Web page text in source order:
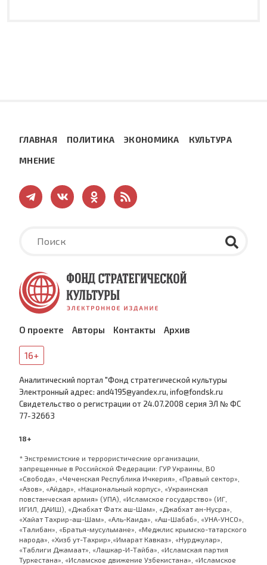
ГЛАВНАЯ ПОЛИТИКА ЭКОНОМИКА КУЛЬТУРА
МНЕНИЕ
О проекте Авторы Контакты Архив
16+
Аналитический портал "Фонд стратегической культуры
Электронный адрес: and4195@yandex.ru, info@fondsk.ru
Cвидетельство о регистрации от 24.07.2008 серия ЭЛ № ФС
77-32663
18+
* Экстремистские и террористические организации,
запрещенные в Российской Федерации: ГУР Украины, ВО
«Свобода», «Чеченская Республика Ичкерия», «Правый сектор»,
«Азов», «Айдар», «Национальный корпус», «Украинская
повстанческая армия» (УПА), «Исламское государство» (ИГ,
ИГИЛ, ДАИШ), «Джабхат Фатх аш-Шам», «Джабхат ан-Нусра»,
«Хайат Тахрир-аш-Шам», «Аль-Каида», «Аш-Шабаб», «УНА-УНСО»,
«Талибан», «Братья-мусульмане», «Меджлис крымско-татарского
народа», «Хизб ут-Тахрир»,«Имарат Кавказ», «Нурджулар»,
«Таблиги Джамаат», «Лашкар-И-Тайба», «Исламская партия
Туркестана», «Исламское движение Узбекистана», «Исламское